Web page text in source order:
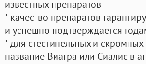
известных препаратов
* качество препаратов
и успешно подтверждается
* для стестинельных и
название Виагра или Сиалис в